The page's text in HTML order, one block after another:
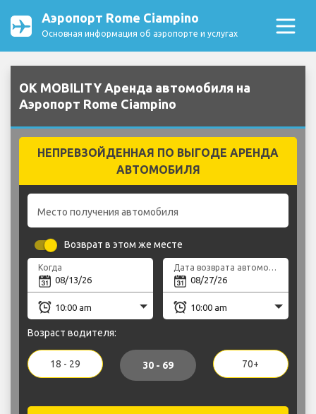
Аэропорт Rome Ciampino
Основная информация об аэропорте и услугах
OK MOBILITY Аренда автомобиля на
Аэропорт Rome Ciampino
НЕПРЕВЗОЙДЕННАЯ ПО ВЫГОДЕ АРЕНДА
АВТОМОБИЛЯ
Место получения автомобиля
Возврат в этом же месте
Когда Дата возврата автомобиля
Возраст водителя:
18 - 29 30 - 69 70+